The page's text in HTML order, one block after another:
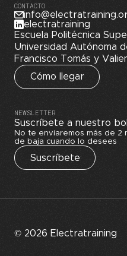
CONTACTO
electratraining
Escuela Politécnica
Universidad Autónoma
Francisco Tomás y
Cómo llegar
NEWSLETTER
Suscríbete a nuestro
No te enviaremos más de 2
de baja cuando lo desees
Suscríbete
© 2026 Electratraining